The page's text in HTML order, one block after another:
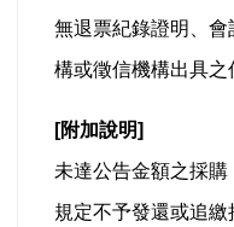
無退票紀錄證明、
構或徵信機構出具之
[附加說明]
未達公告金額之採
規定不予發還或追